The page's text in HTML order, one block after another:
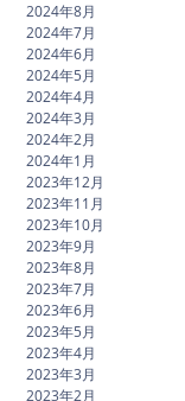
2024年8月
2024年7月
2024年6月
2024年5月
2024年4月
2024年3月
2024年2月
2024年1月
2023年12月
2023年11月
2023年10月
2023年9月
2023年8月
2023年7月
2023年6月
2023年5月
2023年4月
2023年3月
2023年2月